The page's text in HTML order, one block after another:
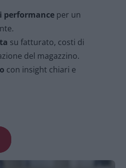
performance per un
su fatturato, costi di
del magazzino.
con insight chiari e